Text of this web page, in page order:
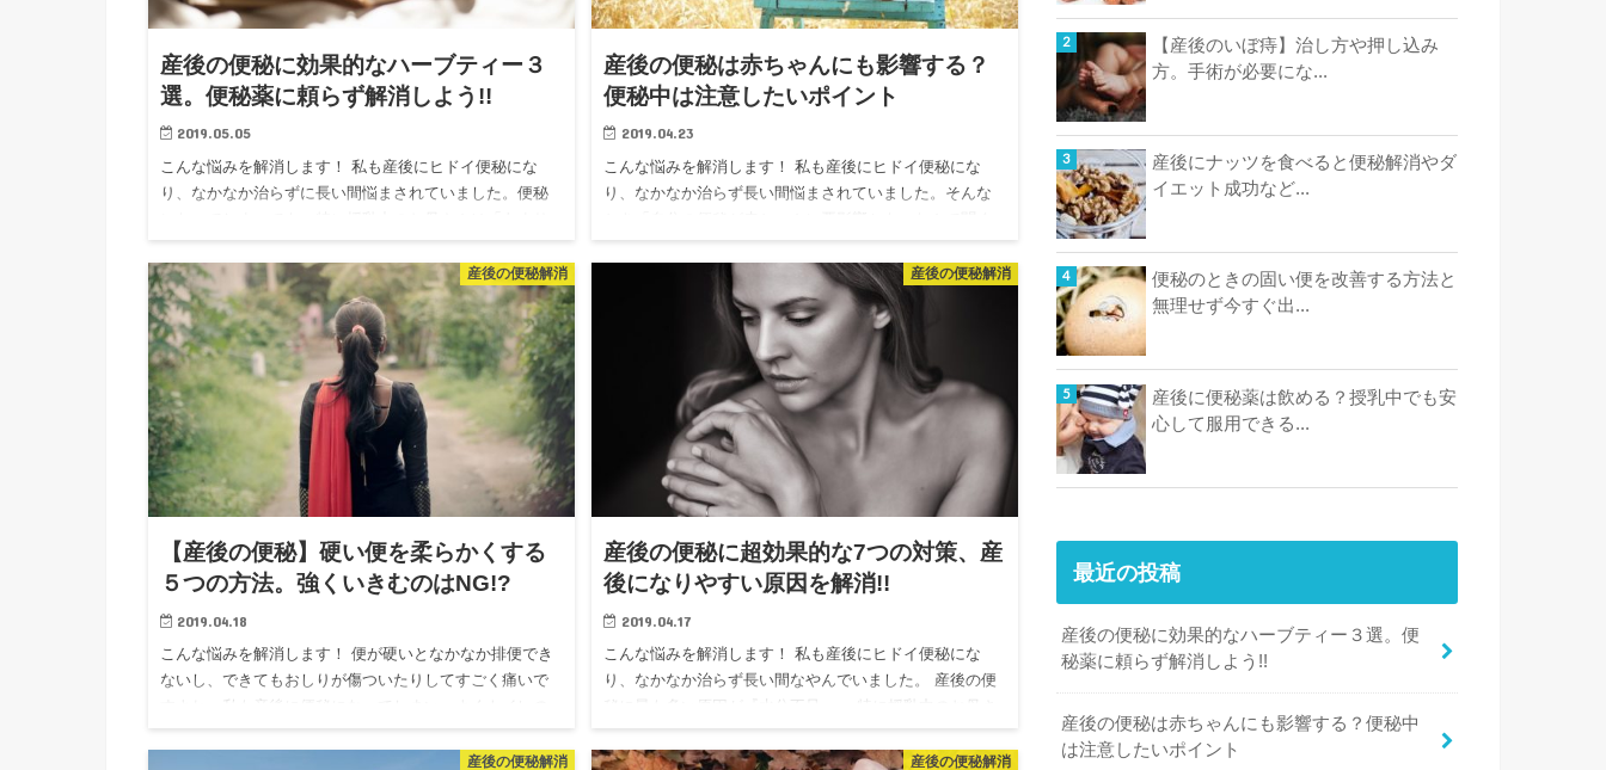
産後の便秘に効果的なハーブティー３
選。便秘薬に頼らず解消しよう!!
2019.05.05
こんな悩みを解消します！ 私も産後にヒドイ便秘にな
り、なかなか治らずに長い間悩まされていました。便秘
い」という人が多いと…
産後の便秘は赤ちゃんにも影響する？
便秘中は注意したいポイント
2019.04.23
こんな悩みを解消します！ 私も産後にヒドイ便秘にな
り、なかなか治らず長い間悩まされていました。そんな
る物かしっかりと確…
産後の便秘解消
【産後の便秘】硬い便を柔らかくする
５つの方法。強くいきむのはNG!?
2019.04.18
こんな悩みを解消します！ 便が硬いとなかなか排便でき
ないし、できてもおしりが傷ついたりしてすごく痛いで
産後の便秘解消
産後の便秘に超効果的な7つの対策、産
後になりやすい原因を解消!!
2019.04.17
こんな悩みを解消します！ 私も産後にヒドイ便秘にな
り、なかなか治らず長い間なやんでいました。 産後の便
す。母乳は1日に…
産後の便秘解消 産後の便秘解消
【産後のいぼ痔】治し方や押し込み
方。手術が必要にな...
産後にナッツを食べると便秘解消やダ
イエット成功など...
便秘のときの固い便を改善する方法と
無理せず今すぐ出...
産後に便秘薬は飲める？授乳中でも安
心して服用できる...
最近の投稿
産後の便秘に効果的なハーブティー３選。便
秘薬に頼らず解消しよう!!
産後の便秘は赤ちゃんにも影響する？便秘中
は注意したいポイント